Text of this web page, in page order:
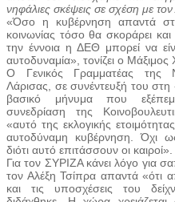
νηφάλιες σκέψεις σε σχέση με
«Όσο η κυβέρνηση απαντά
κοινωνίας τόσο θα σκοράρει
την έννοια η ΔΕΘ μπορεί να
αυτοδυναμία», τονίζει ο
Ο Γενικός Γραμματέας της
Λάρισας, σε συνέντευξή του στη
βασικό μήνυμα που
συνεδρίαση της
«αυτό της εκλογικής
αυτοδύναμη κυβέρνηση. Όχι
διότι αυτό επιτάσσουν οι καιροί».
Για τον ΣΥΡΙΖΑ κάνει λόγο για
τον Αλέξη Τσίπρα απαντά «ότι
και τις υποσχέσεις του